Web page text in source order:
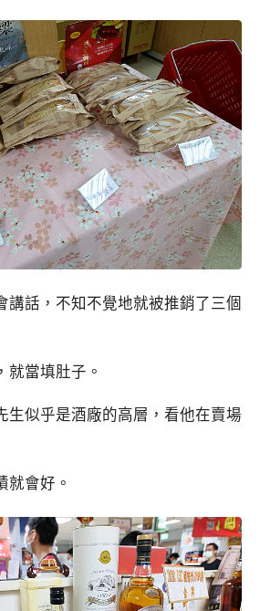
講話，不知不覺地就被推銷了三個
就當填肚子。
生似乎是酒廠的高層，看他在賣場
就會好。